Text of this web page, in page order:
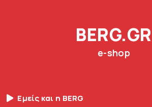
BERG.GR
e-shop
Εμείς και η BERG